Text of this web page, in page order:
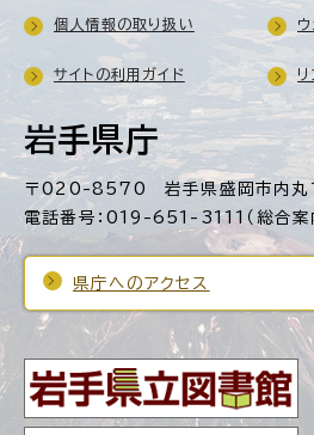
岩手県庁
〒020-8570 岩手県盛岡市内丸
電話番号：019-651-3111（総合案
県庁へのアクセス
個人情報の取り扱い
サイトの利用ガイド